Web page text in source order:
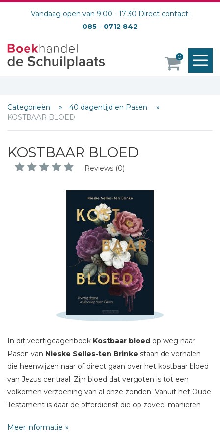
Vandaag open van 9:00 - 17:30 Direct contact:
085 - 0712 842
0
Categorieën
40 dagentijd en Pasen
KOSTBAAR BLOED
KOSTBAAR BLOED
Reviews (0)
In dit veertigdagenboek Kostbaar bloed op weg naar
Pasen van Nieske Selles-ten Brinke staan de verhalen
die heenwijzen naar of direct gaan over het kostbaar bloed
van Jezus centraal. Zijn bloed dat vergoten is tot een
volkomen verzoening van al onze zonden. Vanuit het Oude
Testament is daar de offerdienst die op zoveel manieren
Testament gaat het om het volmaakte Offer: Jezus'
Meer informatie
Schrijf hieronder je review!
E-mail *
Titel *